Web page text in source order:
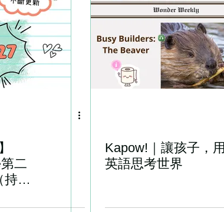
二
持續
Kapow!｜讓孩子，用
英語思考世界